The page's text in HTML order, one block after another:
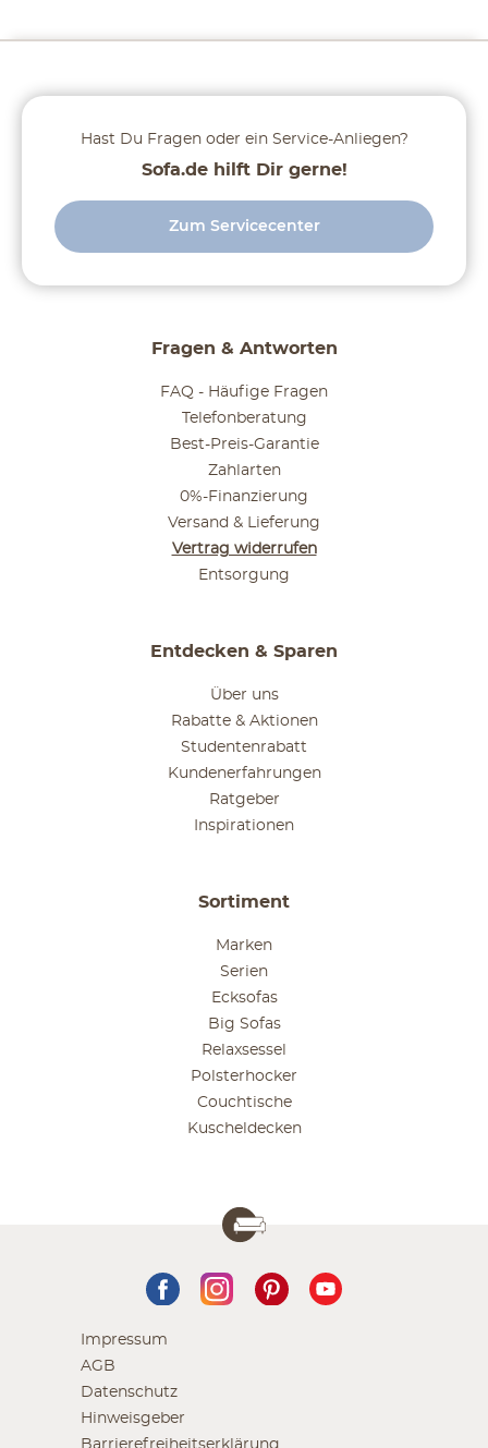
Fragen & Antworten
FAQ - Häufige Fragen
Telefonberatung
Best-Preis-Garantie
Zahlarten
0%-Finanzierung
Versand & Lieferung
Vertrag widerrufen
Entsorgung
Entdecken & Sparen
Über uns
Rabatte & Aktionen
Studentenrabatt
Kundenerfahrungen
Ratgeber
Inspirationen
Sortiment
Marken
Serien
Ecksofas
Big Sofas
Relaxsessel
Polsterhocker
Couchtische
Kuscheldecken
Hast Du Fragen oder ein Service-Anliegen?
Sofa.de hilft Dir gerne!
Zum Servicecenter
Impressum
AGB
Datenschutz
Hinweisgeber